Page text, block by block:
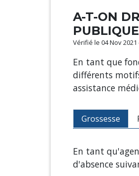
A-T-ON
Vérifié le 04 Nov
En tant que
différents
assistance
Grossesse
En tant
d'absence